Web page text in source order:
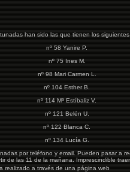
han sido las que tienen los siguientes
nº 58 Yanire P.
nº 75 Ines M.
nº 98 Mari Carmen L.
nº 104 Esther B.
nº 114 Mª Estíbaliz V.
nº 121 Belén U.
nº 122 Blanca C.
nº 134 Lucía G.
por teléfono y email. Pueden pasar a
de las 11 de la mañana. Imprescindible
realizado a través de una página web